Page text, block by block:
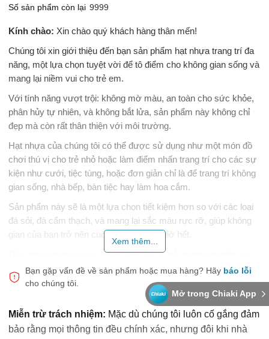
Mở trong Chiaki App
Số sản phẩm còn lại 9999
Kính chào: Xin chào quý khách hàng thân mến!
Chúng tôi xin giới thiệu đến bạn sản phẩm hạt nhựa trang trí đa
năng, một lựa chọn tuyệt vời để tô điểm cho không gian sống và
mang lại niềm vui cho trẻ em.
Với tính năng vượt trội: không mờ màu, an toàn cho sức khỏe,
phân hủy tự nhiên, và không bắt lửa, sản phẩm này không chỉ
đẹp mà còn rất thân thiện với môi trường.
Hạt nhựa của chúng tôi có thể được sử dụng như một món đồ
chơi thú vị cho trẻ nhỏ hoặc làm điểm nhấn trang trí cho các sự
kiện như cưới, tiệc tùng, hoặc đơn giản chỉ là để trang trí không
gian sống, nhà bếp, bàn tiệc hay làm hoa cắm.
Sản phẩm này sẽ là một lựa chọn tiết kiệm hơn so với các loại
đá sỏi, đá cẩm thạch, và mang lại sắc màu rực rỡ, giúp không
gian của bạn trở nên cuốn hút hơn bao giờ hết.
Đặc biệt, hạt nhựa này rất dễ chơi và sẽ nở nhanh khi tiếp xúc
với nước. Cách sử dụng rất đơn giản: chỉ cần cho 200 viên vào
180ml nước và ngâm trong khoảng thời gian từ 10 đến 30 phút.
Sau khi hoàn thành, bạn sẽ thấy những viên hạt nhựa đẹp mắt
với màu sắc phong phú, kích thước từ 9mm đến 11mm (khi
được ngâm trong nước).
Xem thêm...
Bạn gặp vấn đề về sản phẩm hoặc mua hàng? Hãy báo lỗi
cho chúng tôi.
Miễn trừ trách nhiệm: Mặc dù chúng tôi luôn cố gắng đảm
bảo rằng mọi thông tin đều chính xác, nhưng đôi khi nhà